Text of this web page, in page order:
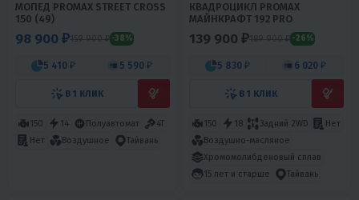
МОПЕД PROMAX STREET CROSS
150 (49)
98 900 ₽159 900 ₽ -38%
5 410 ₽ 5 590 ₽
В 1 КЛИК
150 14 Полуавтомат
4T
Нет
Воздушное Тайвань
КВАДРОЦИКЛ PROMAX
МАЙНКРАФТ 192 PRO
139 900 ₽189 900 ₽ -26%
5 830 ₽ 6 020 ₽
В 1 КЛИК
150 18 Задний 2WD
Нет
Воздушно-масляное
Хромомолибденовый сплав
15 лет и старше
Тайвань